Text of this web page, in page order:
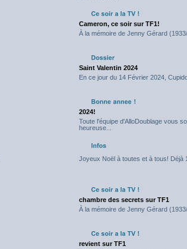
Cameron, ce soir sur TF1!
À la mémoire de Jenny Gérard (1933/
Saint Valentin 2024
En ce jour du 14 Février 2024,
2024!
Toute l'équipe d'AlloDoublage vous
heureuse...
Joyeux Noël à toutes et à tous! Déjà
chambre des secrets sur TF1
À la mémoire de Jenny Gérard (1933/
revient sur TF1